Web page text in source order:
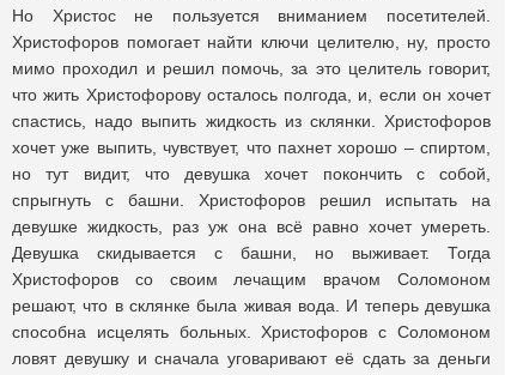
Но Христос не пользуется вниманием посетителей.
Христофоров помогает найти ключи целителю, ну, просто
мимо проходил и решил помочь, за это целитель говорит,
что жить Христофорову осталось полгода, и, если он хочет
спастись, надо выпить жидкость из склянки. Христофоров
хочет уже выпить, чувствует, что пахнет хорошо – спиртом,
но тут видит, что девушка хочет покончить с собой,
спрыгнуть с башни. Христофоров решил испытать на
девушке жидкость, раз уж она всё равно хочет умереть.
Девушка скидывается с башни, но выживает. Тогда
Христофоров со своим лечащим врачом Соломоном
решают, что в склянке была живая вода. И теперь девушка
способна исцелять больных. Христофоров с Соломоном
ловят девушку и сначала уговаривают её сдать за деньги